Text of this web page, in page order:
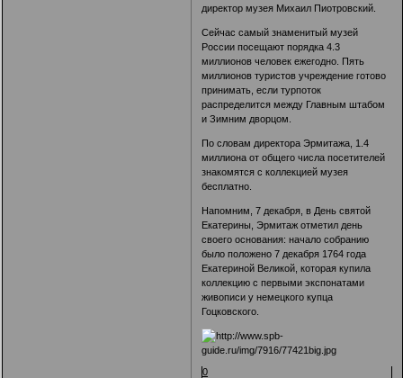
директор музея Михаил Пиотровский.
Сейчас самый знаменитый музей
России посещают порядка 4.3
миллионов человек ежегодно. Пять
миллионов туристов учреждение готово
принимать, если турпоток
распределится между Главным штабом
и Зимним дворцом.
По словам директора Эрмитажа, 1.4
миллиона от общего числа посетителей
знакомятся с коллекцией музея
бесплатно.
Напомним, 7 декабря, в День святой
Екатерины, Эрмитаж отметил день
своего основания: начало собранию
было положено 7 декабря 1764 года
Екатериной Великой, которая купила
коллекцию с первыми экспонатами
живописи у немецкого купца
Гоцковского.
0